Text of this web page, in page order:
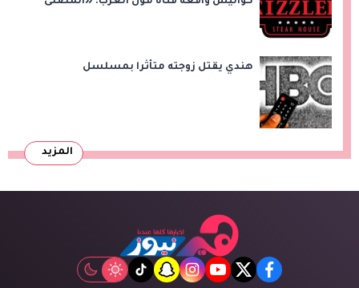
هندي يقتل زوجته متأثرا بمسلسل
المزيد
facebook
twitter
youtube
instagram
snapchat
tiktok